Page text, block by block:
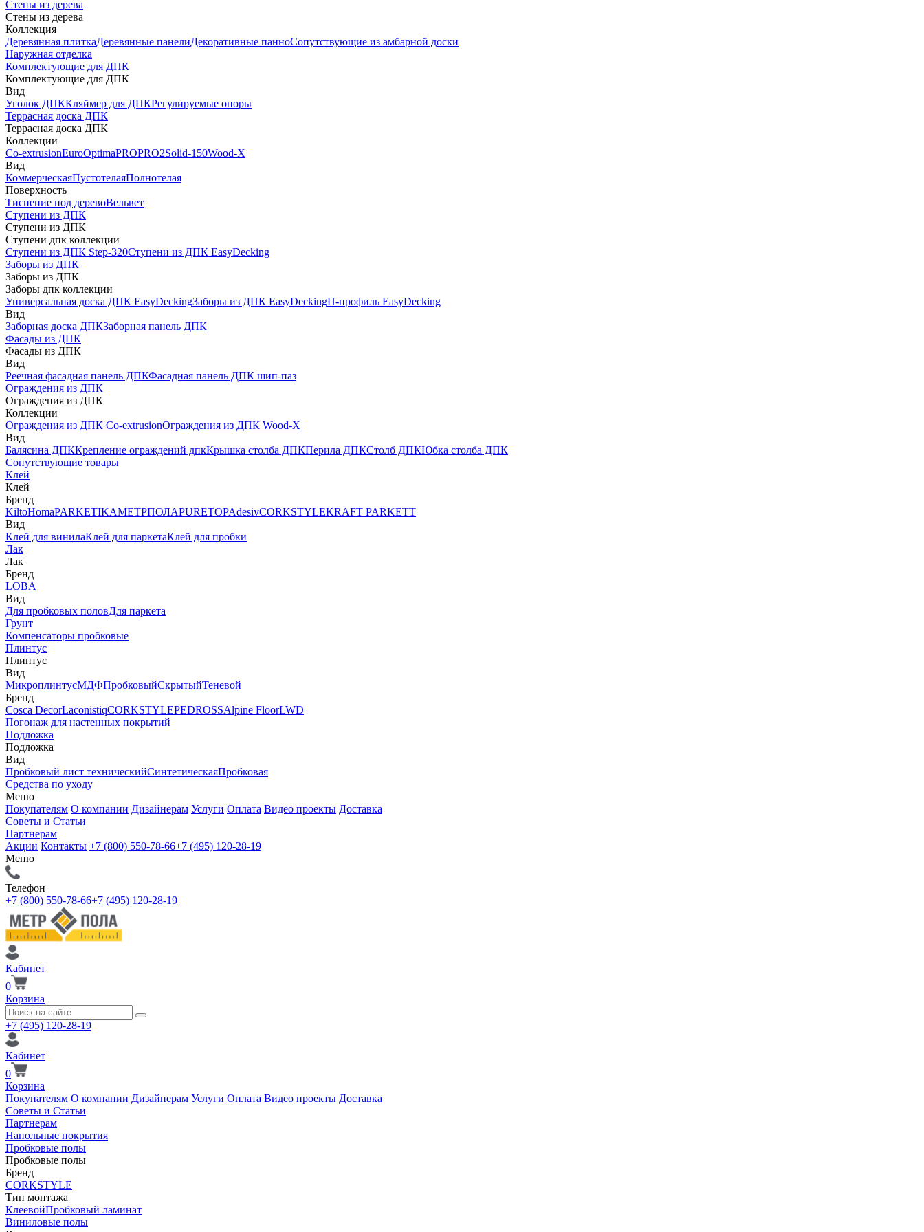
Стены из дерева
Стены из дерева
Коллекция
Деревянная плиткаДеревянные панелиДекоративные панноСопутствующие из амбарной доски
Наружная отделка
Комплектующие для ДПК
Комплектующие для ДПК
Вид
Уголок ДПККляймер для ДПКРегулируемые опоры
Террасная доска ДПК
Террасная доска ДПК
Коллекции
Co-extrusionEuroOptimaPROPRO2Solid-150Wood-X
Вид
КоммерческаяПустотелаяПолнотелая
Поверхность
Тиснение под деревоВельвет
Ступени из ДПК
Ступени из ДПК
Ступени дпк коллекции
Ступени из ДПК Step-320Ступени из ДПК EasyDecking
Заборы из ДПК
Заборы из ДПК
Заборы дпк коллекции
Универсальная доска ДПК EasyDeckingЗаборы из ДПК EasyDeckingП-профиль EasyDecking
Вид
Заборная доска ДПКЗаборная панель ДПК
Фасады из ДПК
Фасады из ДПК
Вид
Реечная фасадная панель ДПКФасадная панель ДПК шип-паз
Ограждения из ДПК
Ограждения из ДПК
Коллекции
Ограждения из ДПК Co-extrusionОграждения из ДПК Wood-X
Вид
Балясина ДПККрепление ограждений дпкКрышка столба ДПКПерила ДПКСтолб ДПКЮбка столба ДПК
Сопутствующие товары
Клей
Клей
Бренд
KiltoHomaPARKETIKAМЕТРПОЛАPURETOPAdesivCORKSTYLEKRAFT PARKETT
Вид
Клей для винилаКлей для паркетаКлей для пробки
Лак
Лак
Бренд
LOBA
Вид
Для пробковых половДля паркета
Грунт
Компенсаторы пробковые
Плинтус
Плинтус
Вид
МикроплинтусМДФПробковыйСкрытыйТеневой
Бренд
Cosca DecorLaconistiqCORKSTYLEPEDROSSAlpine FloorLWD
Погонаж для настенных покрытий
Подложка
Подложка
Вид
Пробковый лист техническийСинтетическаяПробковая
Средства по уходу
Меню
Покупателям О компании Дизайнерам Услуги Оплата Видео проекты Доставка
Советы и Статьи
Партнерам
Акции Контакты +7 (800) 550-78-66+7 (495) 120-28-19
Меню
Телефон
+7 (800) 550-78-66+7 (495) 120-28-19
Кабинет
0
Корзина
+7 (495) 120-28-19
Кабинет
0
Корзина
Покупателям О компании Дизайнерам Услуги Оплата Видео проекты Доставка
Советы и Статьи
Партнерам
Напольные покрытия
Пробковые полы
Пробковые полы
Бренд
CORKSTYLE
Тип монтажа
КлеевойПробковый ламинат
Виниловые полы